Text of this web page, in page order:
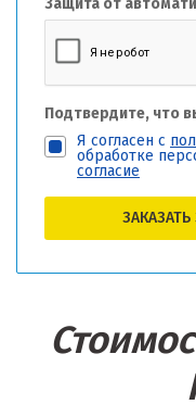
Защита от
Подтвердите, что
Я согласен с
обработке
согласие